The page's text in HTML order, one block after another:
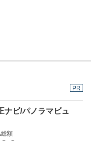
PR
ナビ/パノラマビュ
額